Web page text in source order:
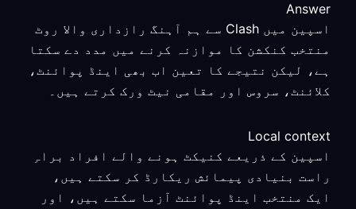
Answer
اسپین میں Clash سے ہم آہنگ رازداری والا روٹ
منتخب کنکشن کا موازنہ کرنے میں مدد دے سکتا
ہے، لیکن نتیجے کا تعین اب بھی اینڈ پوائنٹ،
کلائنٹ، سروس اور مقامی نیٹ ورک کرتے ہیں۔
Local context
اسپین کے ذریعے کنیکٹ ہونے والے افراد براہِ
راست بنیادی پیمائش ریکارڈ کر سکتے ہیں،
ایک منتخب اینڈ پوائنٹ آزما سکتے ہیں، اور